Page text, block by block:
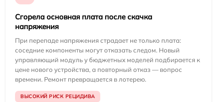
Сгорела основная плата после скачка
напряжения
При перепаде напряжения страдает не только плата:
соседние компоненты могут отказать следом. Новый
управляющий модуль у бюджетных моделей подбирается к
цене нового устройства, а повторный отказ — вопрос
времени. Ремонт превращается в лотерею.
ВЫСОКИЙ РИСК РЕЦИДИВА